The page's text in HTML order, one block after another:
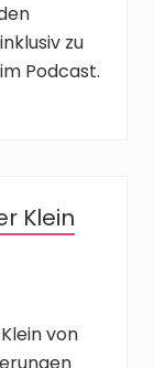
zu
Podcast.
Klein
von